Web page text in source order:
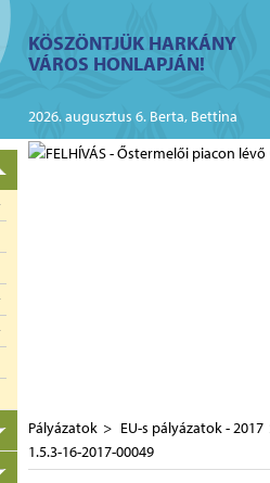
KÖSZÖNTJÜK HARKÁNY
VÁROS HONLAPJÁN!
2026. augusztus 6. Berta, Bettina
Pályázatok
EU-s pályázatok - 2017
1.5.3-16-2017-00049